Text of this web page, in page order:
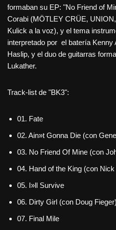
formaban su EP: "No Friend of
Corabi (MÖTLEY CRÜE,
Kulick a la voz), y el tema
interpretado por el batería Kenny
Haslip, y el duo de guitarras
Lukather.
Track-list de "BK3":
01. Fate
02. Ain»t Gonna Die (con
03. No Friend Of Mine (con
04. Hand of the King (con
05. I»ll Survive
06. Dirty Girl (con Doug Fieger)
07. Final Mile